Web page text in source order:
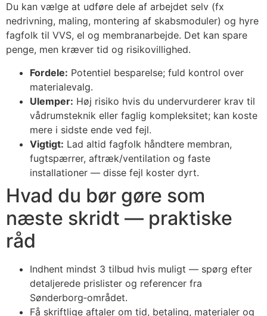
Du kan vælge at udføre dele af arbejdet selv (fx
nedrivning, maling, montering af skabsmoduler) og hyre
fagfolk til VVS, el og membranarbejde. Det kan spare
penge, men kræver tid og risikovillighed.
Fordele: Potentiel besparelse; fuld kontrol over
materialevalg.
Ulemper: Høj risiko hvis du undervurderer krav til
vådrumsteknik eller faglig kompleksitet; kan koste
mere i sidste ende ved fejl.
Vigtigt: Lad altid fagfolk håndtere membran,
fugtspærrer, aftræk/ventilation og faste
installationer — disse fejl koster dyrt.
Hvad du bør gøre som
næste skridt — praktiske
råd
Indhent mindst 3 tilbud hvis muligt — spørg efter
detaljerede prislister og referencer fra
Sønderborg‑området.
Få skriftlige aftaler om tid, betaling, materialer og